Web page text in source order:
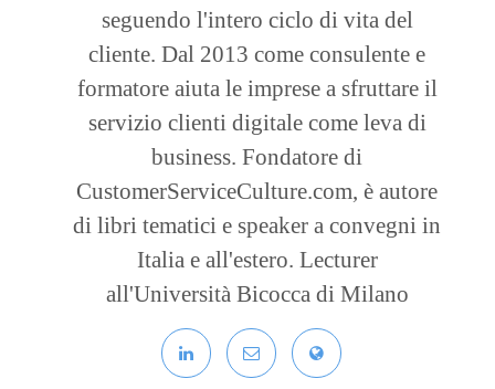
seguendo l'intero ciclo di vita del
cliente. Dal 2013 come consulente e
formatore aiuta le imprese a sfruttare il
servizio clienti digitale come leva di
business. Fondatore di
CustomerServiceCulture.com, è autore
di libri tematici e speaker a convegni in
Italia e all'estero. Lecturer
all'Università Bicocca di Milano